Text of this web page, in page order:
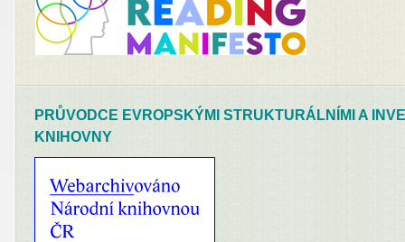
PRŮVODCE EVROPSKÝMI STRUKTURÁLNÍMI A
KNIHOVNY